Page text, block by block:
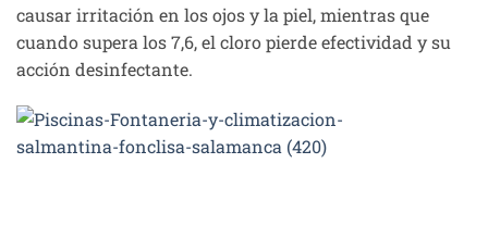
causar irritación en los ojos y la piel, mientras que
cuando supera los 7,6, el cloro pierde efectividad y su
acción desinfectante.